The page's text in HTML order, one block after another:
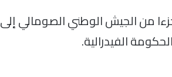
من الجيش الوطني الصومالي إلى
الفيدرالية.